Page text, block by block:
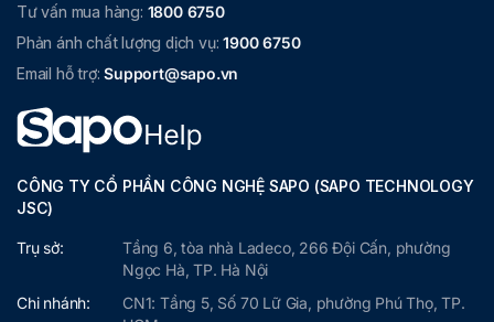
Tư vấn mua hàng: 1800 6750
Phản ánh chất lượng dịch vụ:1900 6750
Email hỗ trợ:Support@sapo.vn
CÔNG TY CỔ PHẦN CÔNG NGHỆ SAPO (SAPO TECHNOLOGY
JSC)
Trụ sở:
Tầng 6, tòa nhà Ladeco, 266 Đội Cấn, phường
Ngọc Hà, TP. Hà Nội
Chi nhánh:
CN1: Tầng 5, Số 70 Lữ Gia, phường Phú Thọ, TP.